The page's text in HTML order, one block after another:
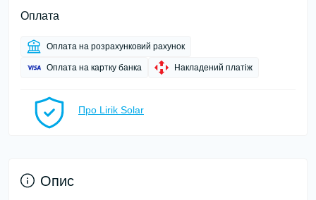
Оплата
Оплата на розрахунковий рахунок
Оплата на картку банка Накладений платіж
Про Lirik Solar
Опис